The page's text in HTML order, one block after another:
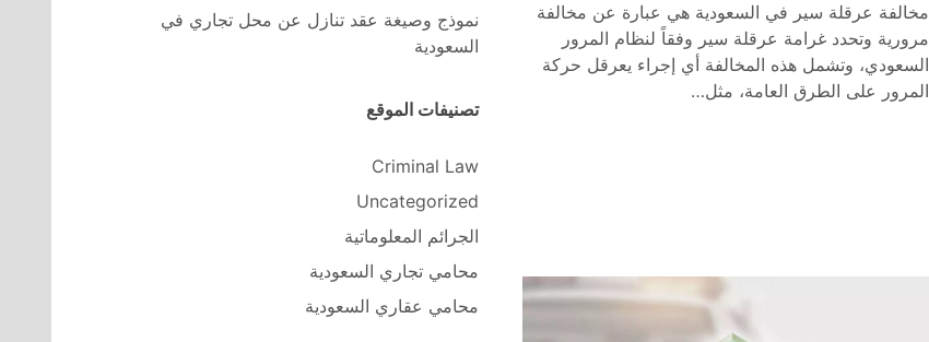
مخالفة عرقلة سير في السعودية هي عبارة عن مخالفة
مرورية وتحدد غرامة عرقلة سير وفقاً لنظام المرور
السعودي، وتشمل هذه المخالفة أي إجراء يعرقل حركة
المرور على الطرق العامة، مثل…
نموذج وصيغة عقد تنازل عن محل تجاري في
السعودية
تصنيفات الموقع
Criminal Law
Uncategorized
الجرائم المعلوماتية
محامي تجاري السعودية
محامي عقاري السعودية